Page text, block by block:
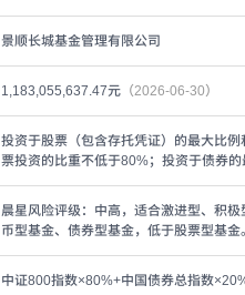
景顺长城基金管理有限公司
1,183,055,637.47元 （2026-06-30）
投资于股票（包含存托凭证）的最大比
票投资的比重不低于80%；投资于债券
晨星风险评级：中高，适合激进型、积
币型基金、债券型基金，低于股票型基金
中证800指数×80%+中国债券总指数